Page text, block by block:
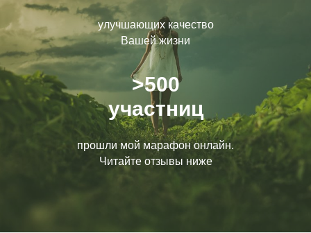
улучшающих качество
Вашей жизни
>500
участниц
прошли мой марафон онлайн.
Читайте отзывы ниже